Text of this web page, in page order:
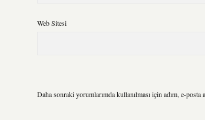
Web Sitesi
Daha sonraki yorumlarımda kullanılması için adım, e-